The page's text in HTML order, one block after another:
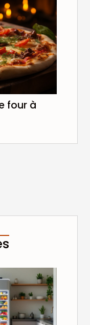
four à